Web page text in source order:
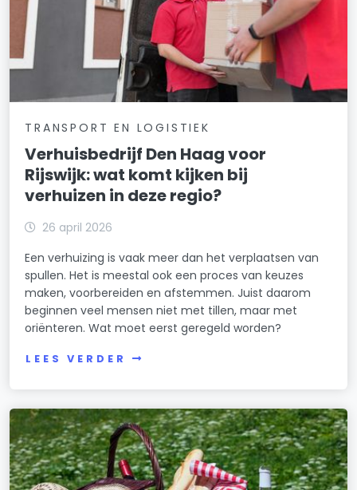
TRANSPORT EN LOGISTIEK
Verhuisbedrijf Den Haag voor
Rijswijk: wat komt kijken bij
verhuizen in deze regio?
26 april 2026
Een verhuizing is vaak meer dan het verplaatsen van
spullen. Het is meestal ook een proces van keuzes
maken, voorbereiden en afstemmen. Juist daarom
beginnen veel mensen niet met tillen, maar met
oriënteren. Wat moet eerst geregeld worden?
LEES VERDER